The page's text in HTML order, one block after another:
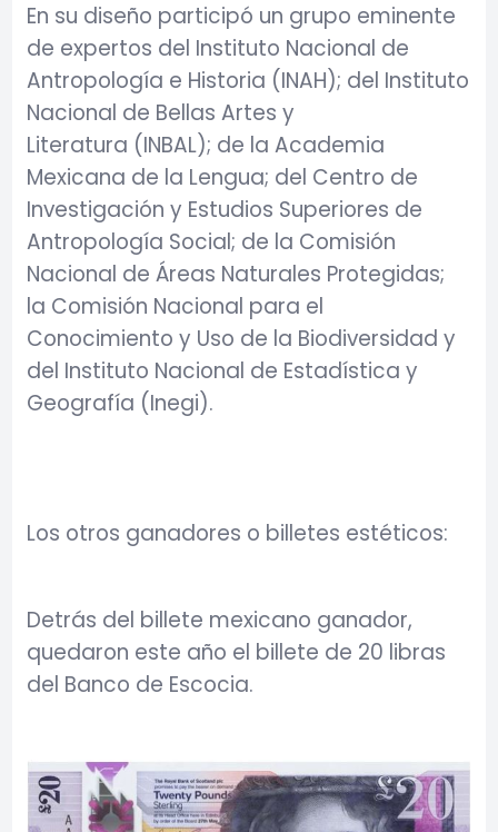
En su diseño participó un grupo eminente
de expertos del Instituto Nacional de
Antropología e Historia (INAH); del Instituto
Nacional de Bellas Artes y
Literatura (INBAL); de la Academia
Mexicana de la Lengua; del Centro de
Investigación y Estudios Superiores de
Antropología Social; de la Comisión
Nacional de Áreas Naturales Protegidas;
la Comisión Nacional para el
Conocimiento y Uso de la Biodiversidad y
del Instituto Nacional de Estadística y
Geografía (Inegi).
Los otros ganadores o billetes estéticos:
Detrás del billete mexicano ganador,
quedaron este año el billete de 20 libras
del Banco de Escocia.